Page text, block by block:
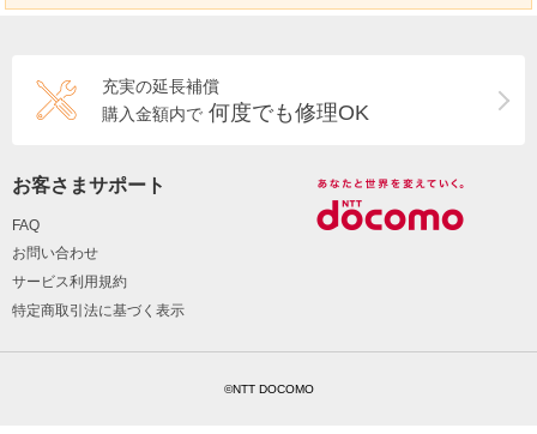
充実の延長補償
購入金額内で 何度でも修理OK
お客さまサポート
FAQ
お問い合わせ
サービス利用規約
特定商取引法に基づく表示
©NTT DOCOMO